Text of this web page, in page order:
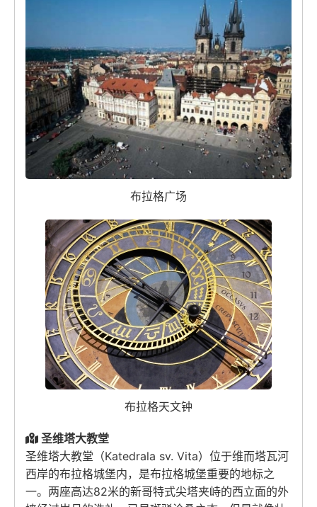
布拉格广场
布拉格天文钟
圣维塔大教堂
圣维塔大教堂（Katedrala sv. Vita）位于维而塔瓦河
西岸的布拉格城堡内，是布拉格城堡重要的地标之
一。两座高达82米的新哥特式尖塔夹峙的西立面的外